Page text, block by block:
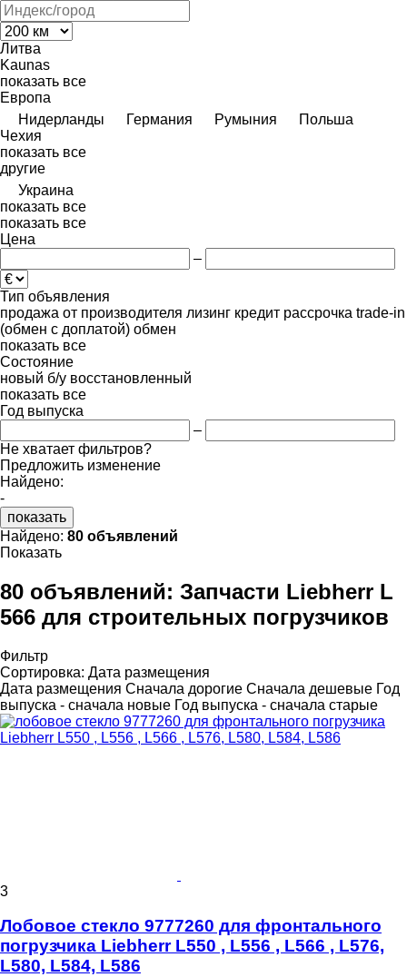
Литва
Kaunas
показать все
Европа
Нидерланды
Германия Румыния
Польша
Чехия
показать все
другие
Украина
показать все
показать все
Цена
–
Тип объявления
продажа от производителя лизинг кредит рассрочка trade-in
(обмен с доплатой) обмен
показать все
Состояние
новый б/у восстановленный
показать все
Год выпуска
–
Не хватает фильтров?
Предложить изменение
Найдено:
-
показать
Найдено: 80 объявлений
Показать
80 объявлений: Запчасти Liebherr L
566 для строительных погрузчиков
Фильтр
Сортировка: Дата размещения
Дата размещения Сначала дорогие Сначала дешевые Год
выпуска - сначала новые Год выпуска - сначала старые
3
Лобовое стекло 9777260 для фронтального
погрузчика Liebherr L550 , L556 , L566 , L576,
L580, L584, L586